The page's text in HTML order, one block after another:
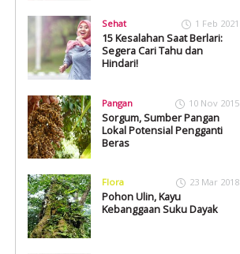
Sehat 1 Feb 2021
15 Kesalahan Saat Berlari:
Segera Cari Tahu dan
Hindari!
Pangan 10 Nov 2015
Sorgum, Sumber Pangan
Lokal Potensial Pengganti
Beras
Flora 23 Mar 2018
Pohon Ulin, Kayu
Kebanggaan Suku Dayak